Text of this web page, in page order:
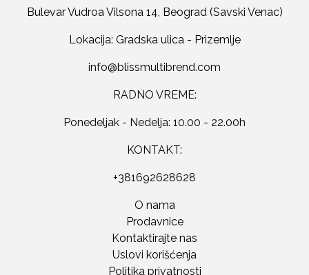
Bulevar Vudroa Vilsona 14, Beograd (Savski Venac)
Lokacija: Gradska ulica - Prizemlje
RADNO VREME:
Ponedeljak - Nedelja: 10.00 - 22.00h
KONTAKT:
+381692628628
O nama
Prodavnice
Kontaktirajte nas
Uslovi korišćenja
Politika privatnosti